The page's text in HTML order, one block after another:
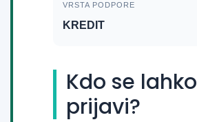
VRSTA PODPORE
KREDIT
Kdo se lahko
prijavi?